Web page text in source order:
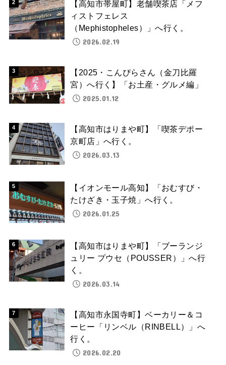
【高知市帯屋町】老舗喫茶店「メフ
ィストフェレス
（Mephistopheles）」へ行く。
2026.02.19
【2025・こんぴらさん（金刀比羅
宮）へ行く】「お土産・グルメ編」
2025.01.12
【高知市はりまや町】「喫茶デポー
京町店」へ行く。
2026.03.13
【イオンモール高知】「おむすび・
たけざき・玉子焼」へ行く。
2026.01.25
【高知市はりまや町】「ブーランジ
ュリー プウセ（POUSSER）」へ行
く。
2026.03.14
【高知市永国寺町】ベーカリー＆コ
ーヒー「リンベル（RINBELL）」へ
行く。
2026.02.20